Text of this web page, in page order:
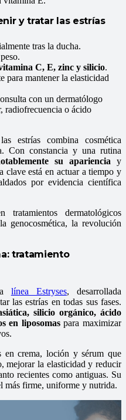
y tratar las estrías
tras la ducha.
C, E, zinc y silicio.
para mantener la elasticidad
con un dermatólogo
radiofrecuencia o ácido
estrías combina cosmética
Con constancia y una rutina
su apariencia y
clave está en actuar a tiempo y
por evidencia científica
dermatológicos
genocosmética, la revolución
tratamiento
línea Estryses, desarrollada
las estrías en todas sus fases.
silicio orgánico, ácido
en liposomaspara maximizar
en crema, loción y sérum que
mejorar la elasticidad y reducir
recientes como antiguas. Su
más firme, uniforme y nutrida.